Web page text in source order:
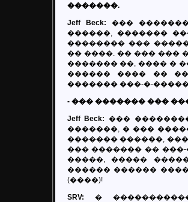
�������.
Jeff Beck: ���
������, �������
�������� ���
�� ����. �� ��� ���
������� ��, ���� �
������ ���� ��
������� ���-�-
- ��� ������� ���
Jeff Beck: ���
�������, � ���
������� ������,
��� ������� �� ���-
�����, �����
������ ������
(����)!
SRV: �